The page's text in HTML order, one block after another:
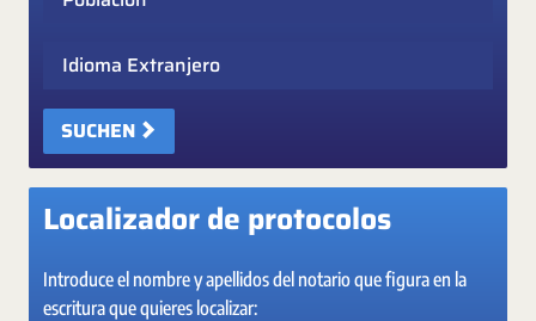
Idioma Extranjero
SUCHEN
Localizador de protocolos
Introduce el nombre y apellidos del notario que figura en la
escritura que quieres localizar: